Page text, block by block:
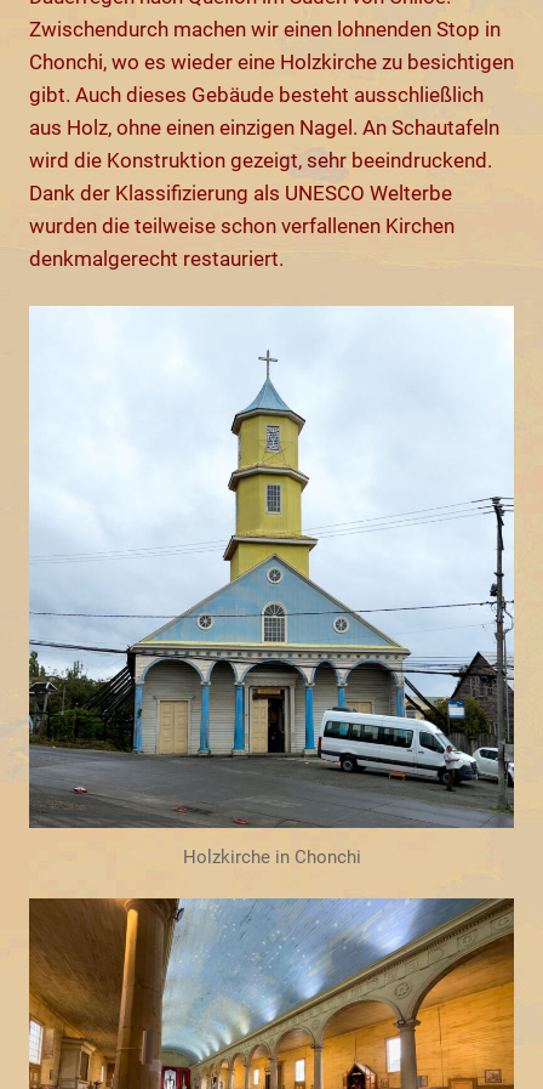
Zwischendurch machen wir einen lohnenden Stop in
Chonchi, wo es wieder eine Holzkirche zu besichtigen
gibt. Auch dieses Gebäude besteht ausschließlich
aus Holz, ohne einen einzigen Nagel. An Schautafeln
wird die Konstruktion gezeigt, sehr beeindruckend.
Dank der Klassifizierung als UNESCO Welterbe
wurden die teilweise schon verfallenen Kirchen
denkmalgerecht restauriert.
Holzkirche in Chonchi